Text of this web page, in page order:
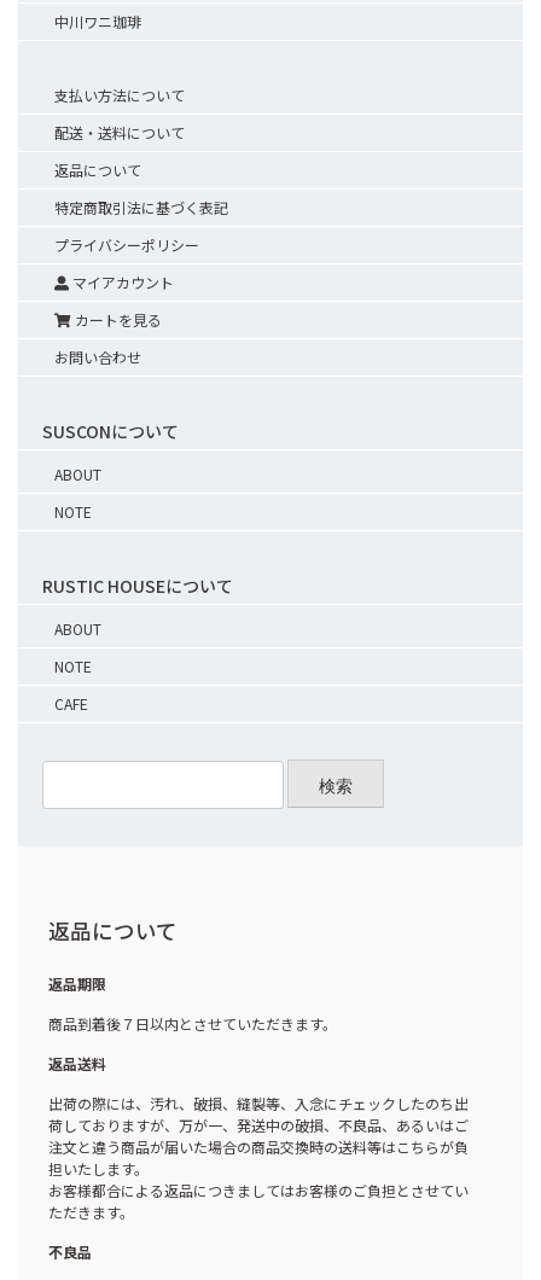
中川ワニ珈琲
支払い方法について
配送・送料について
返品について
特定商取引法に基づく表記
プライバシーポリシー
マイアカウント
カートを見る
お問い合わせ
SUSCONについて
ABOUT
NOTE
RUSTIC HOUSEについて
ABOUT
NOTE
CAFE
検索
返品について
返品期限
商品到着後７日以内とさせていただきます。
返品送料
出荷の際には、汚れ、破損、縫製等、入念にチェックしたのち出
荷しておりますが、万が一、発送中の破損、不良品、あるいはご
注文と違う商品が届いた場合の商品交換時の送料等はこちらが負
担いたします。
お客様都合による返品につきましてはお客様のご負担とさせてい
ただきます。
不良品